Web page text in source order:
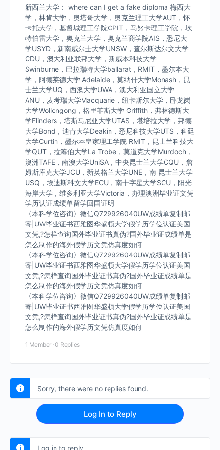
新西兰大学： where can I get a fake diploma 梅西大
学，林肯大学，奥塔哥大学，奥克兰理工大学AUT，怀
卡托大学，基督城理工学院CPIT，马努卡理工学院，坎
特伯雷大学，奥克兰大学，奥克兰商学院AIS，悉尼大
学USYD，新南威尔士大学UNSW，查尔斯达尔文大学
CDU，澳大利亚联邦大学，斯威本科技大学
Swinburne，巴拉瑞特大学ballarat，RMIT，墨尔本大
学，阿德莱德大学 Adelaide，莫纳什大学Monash，昆
士兰大学UQ，西澳大学UWA，澳大利亚国立大学
ANU，麦考瑞大学Macquarie，纽卡斯尔大学，卧龙岗
大学Wollongong，格里菲斯大学 Griffith，弗林德斯大
学Flinders，塔斯马尼亚大学UTAS，堪培拉大学，邦德
大学Bond，迪肯大学Deakin，悉尼科技大学UTS，科廷
大学Curtin，墨尔本皇家理工学院 RMIT，昆士兰科技大
学QUT，拉筹伯大学La Trobe，莫道克大学Murdoch，
澳洲TAFE，南澳大学UniSA，中央昆士兰大学CQU，詹
姆斯库克大学JCU，新英格兰大学UNE，南 昆士兰大学
USQ，埃迪斯科文大学ECU，南十字星大学SCU，阳光
海岸大学，维多利亚大学Victoria，办理澳洲毕业证文凭
学历认证成绩单留学回国证明
〈本科学位咨询〉微信Q729926040UW成绩单复制邮
寄|UW毕业证书西雅图华盛顿大学假学历学位认证美国
文凭,?怎样查询国外毕业证书真伪?国外毕业证成绩单是
怎么制作的海外假学历文凭仿真度如何
〈本科学位咨询〉微信Q729926040UW成绩单复制邮
寄|UW毕业证书西雅图华盛顿大学假学历学位认证美国
文凭,?怎样查询国外毕业证书真伪?国外毕业证成绩单是
怎么制作的海外假学历文凭仿真度如何
〈本科学位咨询〉微信Q729926040UW成绩单复制邮
寄|UW毕业证书西雅图华盛顿大学假学历学位认证美国
文凭,?怎样查询国外毕业证书真伪?国外毕业证成绩单是
怎么制作的海外假学历文凭仿真度如何
1 Member · 0 Replies
Sorry, there were no replies found.
Log In to Reply
Log in to reply.